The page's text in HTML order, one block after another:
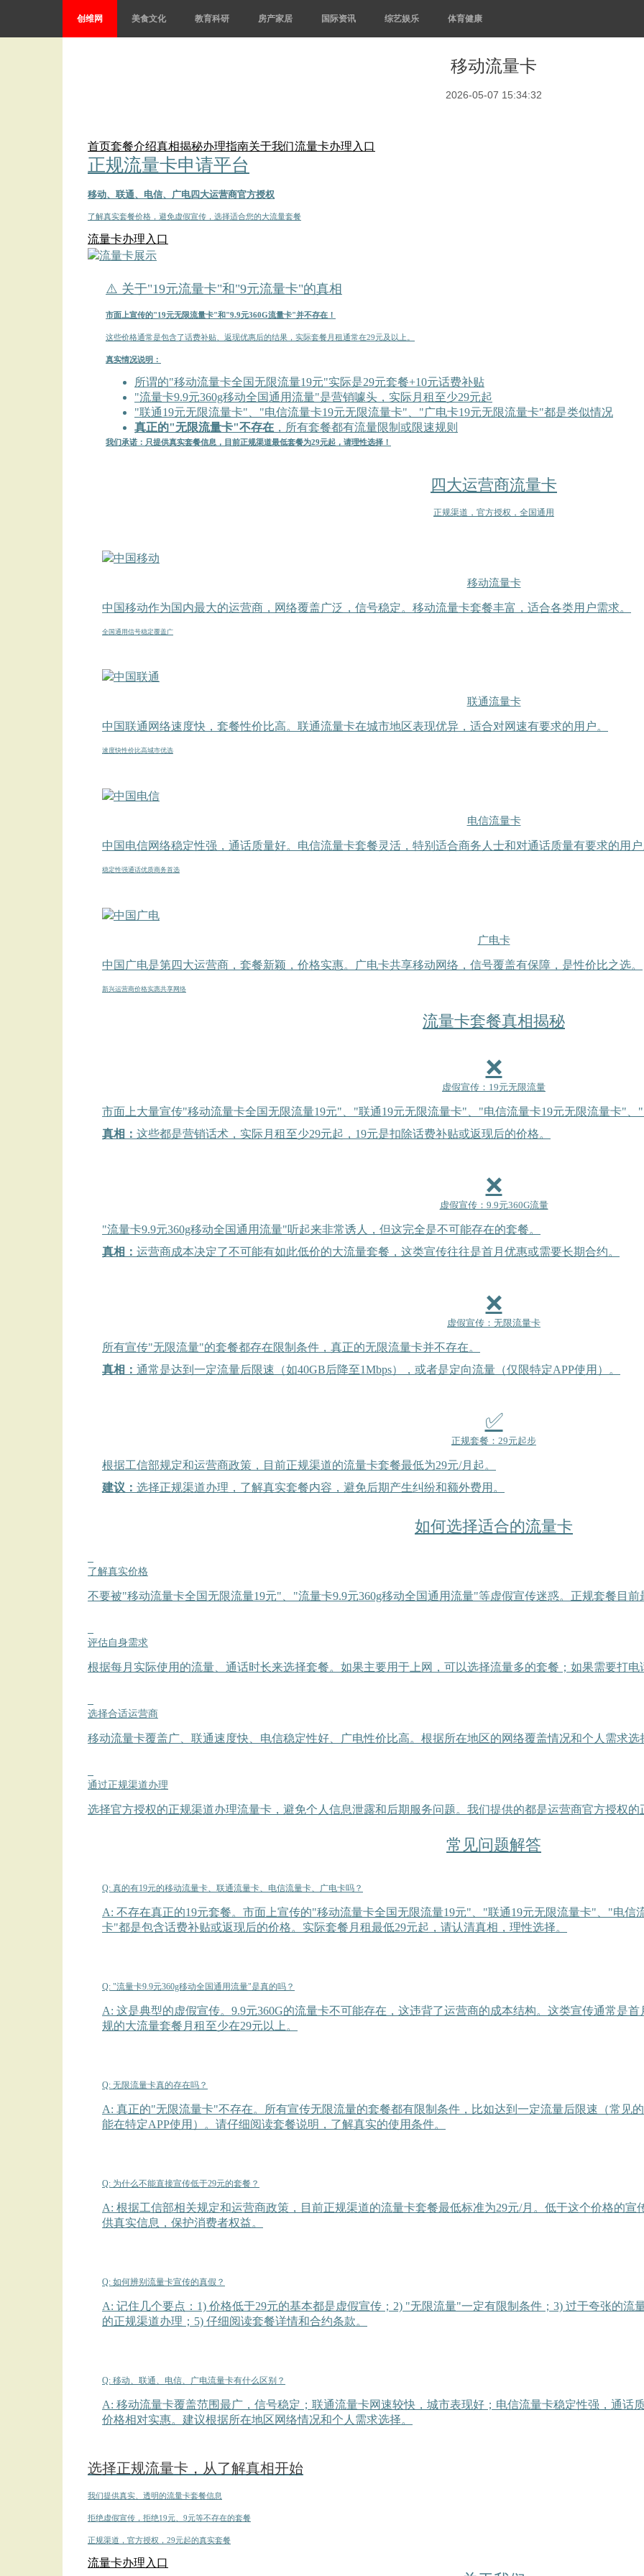
创维网 美食文化 教育科研 房产家居 国际资讯 综艺娱乐 体育健康
移动流量卡
2026-05-07 15:34:32
首页套餐介绍真相揭秘办理指南关于我们流量卡办理入口
正规流量卡申请平台
移动、联通、电信、广电四大运营商官方授权
了解真实套餐价格，避免虚假宣传，选择适合您的大流量套餐
流量卡办理入口
⚠️ 关于"19元流量卡"和"9元流量卡"的真相
市面上宣传的"19元无限流量卡"和"9.9元360G流量卡"并不存在！
这些价格通常是包含了话费补贴、返现优惠后的结果，实际套餐月租通常在29元及以上。
真实情况说明：
所谓的"移动流量卡全国无限流量19元"实际是29元套餐+10元话费补贴
"流量卡9.9元360g移动全国通用流量"是营销噱头，实际月租至少29元起
"联通19元无限流量卡"、"电信流量卡19元无限流量卡"、"广电卡19元无限流量卡"都是类似情况
真正的"无限流量卡"不存在 ，所有套餐都有流量限制或限速规则
我们承诺：只提供真实套餐信息，目前正规渠道最低套餐为29元起，请理性选择！
四大运营商流量卡
正规渠道，官方授权，全国通用
移动流量卡
中国移动作为国内最大的运营商，网络覆盖广泛，信号稳定。移动流量卡套餐丰富，适合各类用户需求。
全国通用信号稳定覆盖广
联通流量卡
中国联通网络速度快，套餐性价比高。联通流量卡在城市地区表现优异，适合对网速有要求的用户。
速度快性价比高城市优选
电信流量卡
中国电信网络稳定性强，通话质量好。电信流量卡套餐灵活，特别适合商务人士和对通话质量有要求的用
稳定性强通话优质商务首选
广电卡
中国广电是第四大运营商，套餐新颖，价格实惠。广电卡共享移动网络，信号覆盖有保障，是性价比之选。
新兴运营商价格实惠共享网络
流量卡套餐真相揭秘
❌
虚假宣传：19元无限流量
市面上大量宣传"移动流量卡全国无限流量19元"、"联通19元无限流量卡"、"电信流量卡19元无限流量卡"
真相： 这些都是营销话术，实际月租至少29元起，19元是扣除话费补贴或返现后的价格。
❌
虚假宣传：9.9元360G流量
"流量卡9.9元360g移动全国通用流量"听起来非常诱人，但这完全是不可能存在的套餐。
真相： 运营商成本决定了不可能有如此低价的大流量套餐，这类宣传往往是首月优惠或需要长期合约。
❌
虚假宣传：无限流量卡
所有宣传"无限流量"的套餐都存在限制条件，真正的无限流量卡并不存在。
真相： 通常是达到一定流量后限速（如40GB后降至1Mbps），或者是定向流量（仅限特定APP使用）。
✅
正规套餐：29元起步
根据工信部规定和运营商政策，目前正规渠道的流量卡套餐最低为29元/月起。
建议： 选择正规渠道办理，了解真实套餐内容，避免后期产生纠纷和额外费用。
如何选择适合的流量卡
了解真实价格
不要被"移动流量卡全国无限流量19元"、"流量卡9.9元360g移动全国通用流量"等虚假宣传迷惑。正规套餐目
评估自身需求
根据每月实际使用的流量、通话时长来选择套餐。如果主要用于上网，可以选择流量多的套餐；如果需要打
选择合适运营商
移动流量卡覆盖广、联通速度快、电信稳定性好、广电性价比高。根据所在地区的网络覆盖情况和个人需求选
通过正规渠道办理
选择官方授权的正规渠道办理流量卡，避免个人信息泄露和后期服务问题。我们提供的都是运营商官方授权的
常见问题解答
Q: 真的有19元的移动流量卡、联通流量卡、电信流量卡、广电卡吗？
A: 不存在真正的19元套餐。市面上宣传的"移动流量卡全国无限流量19元"、"联通19元无限流量卡"、"电信
卡"都是包含话费补贴或返现后的价格。实际套餐月租最低29元起，请认清真相，理性选择。
Q: "流量卡9.9元360g移动全国通用流量"是真的吗？
A: 这是典型的虚假宣传。9.9元360G的流量卡不可能存在，这违背了运营商的成本结构。这类宣传通常是
规的大流量套餐月租至少在29元以上。
Q: 无限流量卡真的存在吗？
A: 真正的"无限流量卡"不存在。所有宣传无限流量的套餐都有限制条件，比如达到一定流量后限速（常见
能在特定APP使用）。请仔细阅读套餐说明，了解真实的使用条件。
Q: 为什么不能直接宣传低于29元的套餐？
A: 根据工信部相关规定和运营商政策，目前正规渠道的流量卡套餐最低标准为29元/月。低于这个价格的
供真实信息，保护消费者权益。
Q: 如何辨别流量卡宣传的真假？
A: 记住几个要点：1) 价格低于29元的基本都是虚假宣传；2) "无限流量"一定有限制条件；3) 过于夸张的流
的正规渠道办理；5) 仔细阅读套餐详情和合约条款。
Q: 移动、联通、电信、广电流量卡有什么区别？
A: 移动流量卡覆盖范围最广，信号稳定；联通流量卡网速较快，城市表现好；电信流量卡稳定性强，通话
价格相对实惠。建议根据所在地区网络情况和个人需求选择。
选择正规流量卡，从了解真相开始
我们提供真实、透明的流量卡套餐信息
拒绝虚假宣传，拒绝19元、9元等不存在的套餐
正规渠道，官方授权，29元起的真实套餐
流量卡办理入口